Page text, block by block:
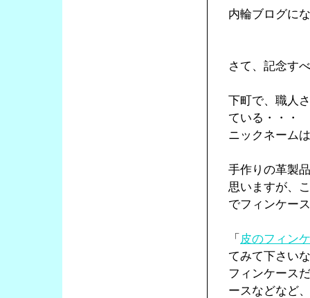
内輪ブログに
さて、記念す
下町で、職人
ている・・・
ニックネーム
手作りの革製
思いますが、
でフィンケー
「 皮のフィン
てみて下さい
フィンケース
ースなどなど